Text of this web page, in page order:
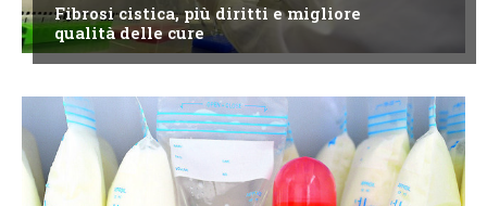
Fibrosi cistica, più diritti e migliore
qualità delle cure